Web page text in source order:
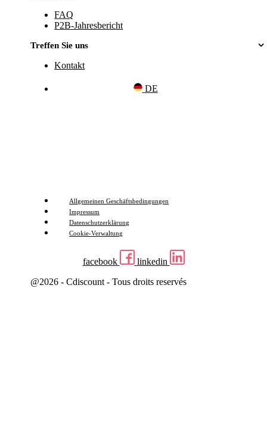
FAQ
P2B-Jahresbericht
Treffen Sie uns
Kontakt
DE
Allgemeinen Geschäftsbedingungen
Impressum
Datenschutzerklärung
Cookie-Verwaltung
facebook
linkedin
@2026 - Cdiscount - Tous droits reservés